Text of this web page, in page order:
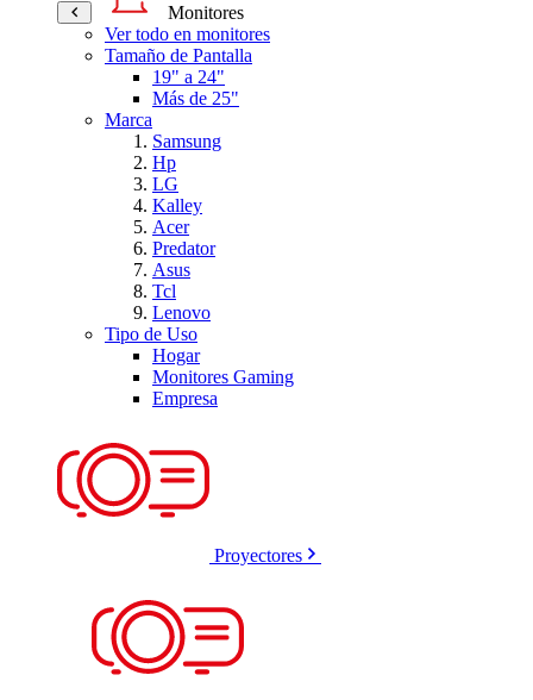
Monitores
Ver todo en monitores
Tamaño de Pantalla
19" a 24"
Más de 25"
Marca
Samsung
Hp
LG
Kalley
Acer
Predator
Asus
Tcl
Lenovo
Tipo de Uso
Hogar
Monitores Gaming
Empresa
Proyectores